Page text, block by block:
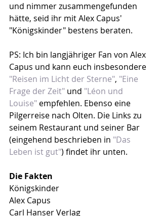
und nimmer zusammengefunden
hätte, seid ihr mit Alex Capus'
"Königskinder" bestens beraten.
PS: Ich bin langjähriger Fan von Alex
Capus und kann euch insbesondere
"Reisen im Licht der Sterne", "Eine
Frage der Zeit" und "Léon und
Louise" empfehlen. Ebenso eine
Pilgerreise nach Olten. Die Links zu
seinem Restaurant und seiner Bar
(eingehend beschrieben in "Das
Leben ist gut") findet ihr unten.
Die Fakten
Königskinder
Alex Capus
Carl Hanser Verlag